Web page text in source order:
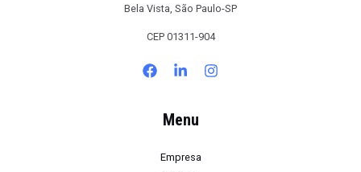
Bela Vista, São Paulo-SP
CEP 01311-904
Menu
Empresa